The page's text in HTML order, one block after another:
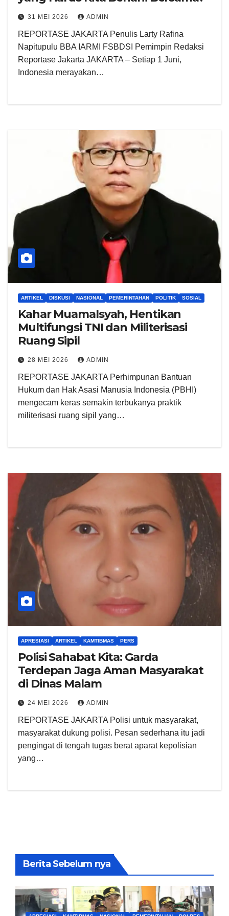
31 MEI 2026 ADMIN
REPORTASE JAKARTA Penulis Larty Rafina
Napitupulu BBA IARMI FSBDSI Pemimpin Redaksi
Reportase Jakarta JAKARTA – Setiap 1 Juni,
Indonesia merayakan…
ARTIKEL DISKUSI NASIONAL PEMERINTAHAN POLITIK SOSIAL
Kahar Muamalsyah, Hentikan
Multifungsi TNI dan Militerisasi
Ruang Sipil
28 MEI 2026 ADMIN
REPORTASE JAKARTA Perhimpunan Bantuan
Hukum dan Hak Asasi Manusia Indonesia (PBHI)
mengecam keras semakin terbukanya praktik
militerisasi ruang sipil yang…
APRESIASI ARTIKEL KAMTIBMAS PERS
Polisi Sahabat Kita: Garda
Terdepan Jaga Aman Masyarakat
di Dinas Malam
24 MEI 2026 ADMIN
REPORTASE JAKARTA Polisi untuk masyarakat,
masyarakat dukung polisi. Pesan sederhana itu jadi
pengingat di tengah tugas berat aparat kepolisian
yang…
Berita Sebelum nya